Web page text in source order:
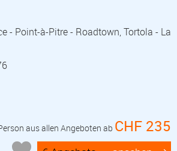
- Point-à-Pitre - Roadtown, Tortola - La
aus allen Angeboten ab CHF 235